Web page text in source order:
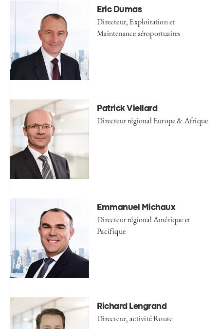
Eric Dumas
Directeur, Exploitation et
Maintenance aéroportuaires
Patrick Viellard
Directeur régional Europe & Afrique
Emmanuel Michaux
Directeur régional Amérique et
Pacifique
Richard Lengrand
Directeur, activité Route